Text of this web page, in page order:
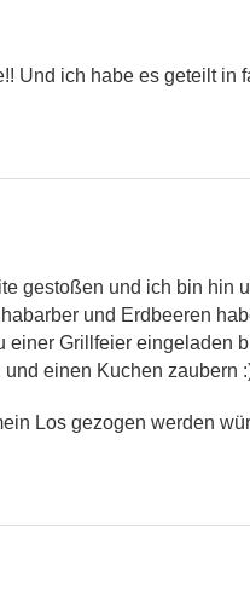
Und ich habe es geteilt in
gestoßen und ich bin hin
und Erdbeeren
einer Grillfeier eingeladen
einen Kuchen zaubern
Los gezogen werden